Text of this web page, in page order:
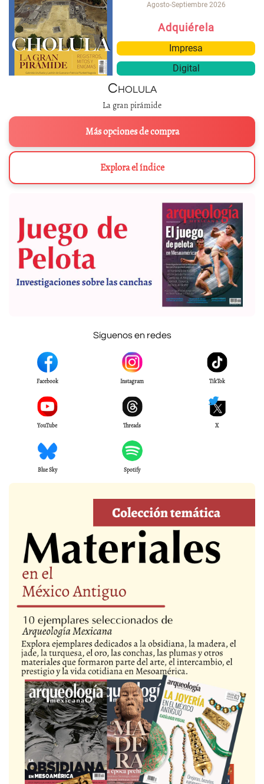
Agosto-Septiembre 2026
Adquiérela
Impresa
Digital
Cholula
La gran pirámide
Más opciones de compra
Explora el índice
Síguenos en redes
Facebook Instagram TikTok
YouTube Threads X
Blue Sky Spotify